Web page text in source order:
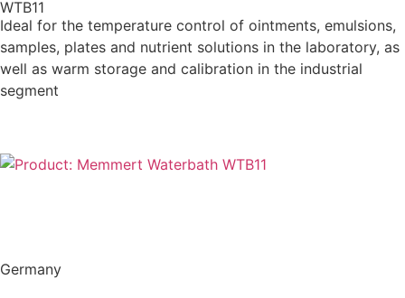
WTB11
Ideal for the temperature control of ointments, emulsions,
samples, plates and nutrient solutions in the laboratory, as
well as warm storage and calibration in the industrial
segment
Germany